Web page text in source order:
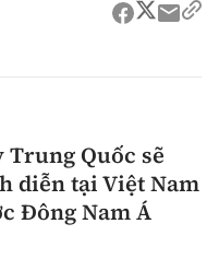
Trung Quốc sẽ
diễn tại Việt Nam
Đông Nam Á